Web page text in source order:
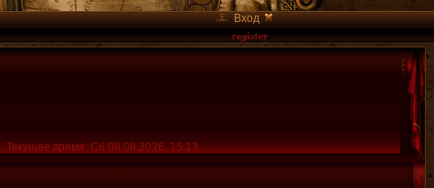
Вход
Текущее время: Сб 08.08.2026, 15:13